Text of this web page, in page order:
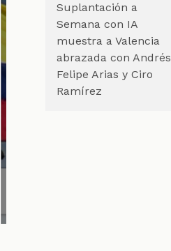
Suplantación a
Semana con IA
muestra a Valencia
abrazada con Andrés
Felipe Arias y Ciro
Ramírez